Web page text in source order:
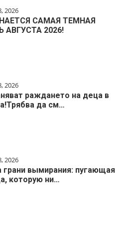
2026
САМАЯ ТЕМНАЯ
АВГУСТА 2026!
2026
раждането на деца в
да см…
2026
вымирания: пугающая
которую ни…